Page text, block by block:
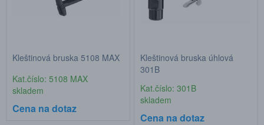
Kleštinová bruska 5108 MAX
Kat.číslo: 5108 MAX
skladem
Cena na dotaz
Kleštinová bruska úhlová
301B
Kat.číslo: 301B
skladem
Cena na dotaz